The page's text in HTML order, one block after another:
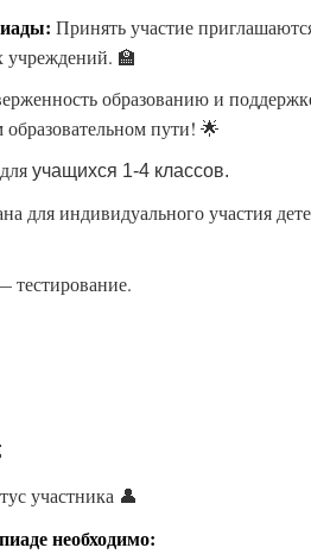
Принять участие
учреждений. 🏫
образованию и
пути! 🌟
учащихся 1-4 классов.
для индивидуального участия
участника 👤
необходимо: